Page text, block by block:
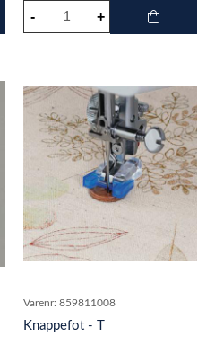
Varenr: 859811008
Knappefot - T